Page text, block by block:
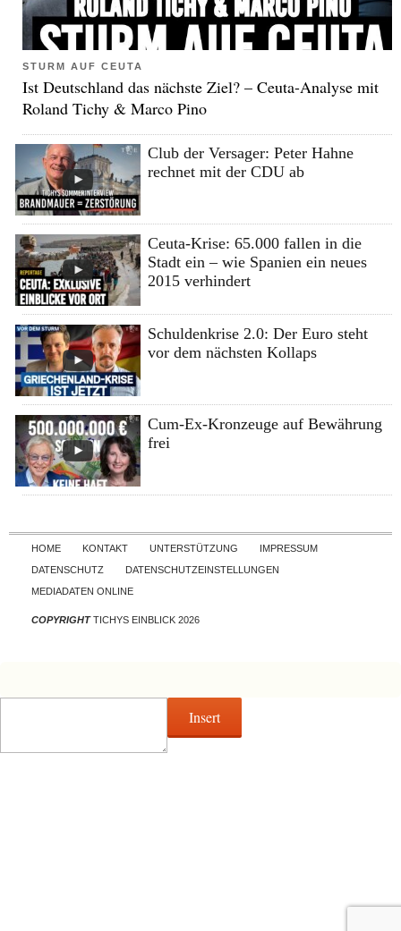
STURM AUF CEUTA
Ist Deutschland das nächste Ziel? – Ceuta-Analyse mit
Roland Tichy & Marco Pino
Club der Versager: Peter Hahne
rechnet mit der CDU ab
Ceuta-Krise: 65.000 fallen in die
Stadt ein – wie Spanien ein neues
2015 verhindert
Schuldenkrise 2.0: Der Euro steht
vor dem nächsten Kollaps
Cum-Ex-Kronzeuge auf Bewährung
frei
Skip to content
HOME KONTAKT UNTERSTÜTZUNG
IMPRESSUM
DATENSCHUTZ
DATENSCHUTZEINSTELLUNGEN
MEDIADATEN ONLINE
COPYRIGHTTICHYS EINBLICK 2026
Insert